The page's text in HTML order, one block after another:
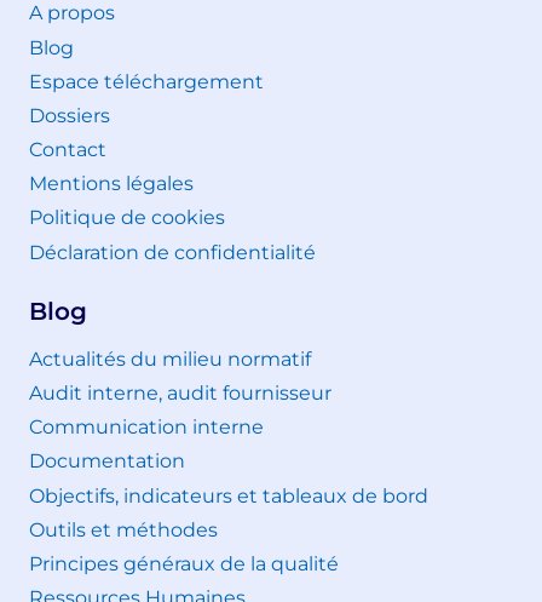
A propos
Blog
Espace téléchargement
Dossiers
Contact
Mentions légales
Politique de cookies
Déclaration de confidentialité
Blog
Actualités du milieu normatif
Audit interne, audit fournisseur
Communication interne
Documentation
Objectifs, indicateurs et tableaux de bord
Outils et méthodes
Principes généraux de la qualité